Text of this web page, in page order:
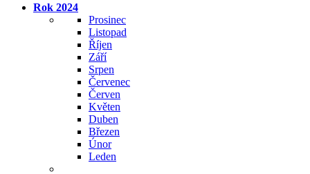
Rok 2024
Prosinec
Listopad
Říjen
Září
Srpen
Červenec
Červen
Květen
Duben
Březen
Únor
Leden